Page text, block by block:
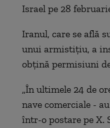
Israel pe 28
Iranul, care se află
unui armistițiu, a
obțină permisiuni
„În ultimele 24 de
nave comerciale -
într-o postare pe X.